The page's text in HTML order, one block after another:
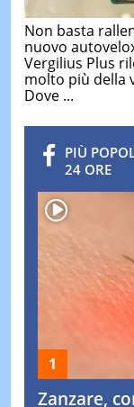
Non basta
nuovo
Vergilius Plus
molto più della
Dove ...
PIÙ
24 ORE
Zanzare,